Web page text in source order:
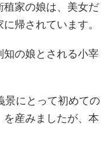
家の娘は、美女だ
帰されています。
知の娘とされる小宰
景にとって初めての
産みましたが、本